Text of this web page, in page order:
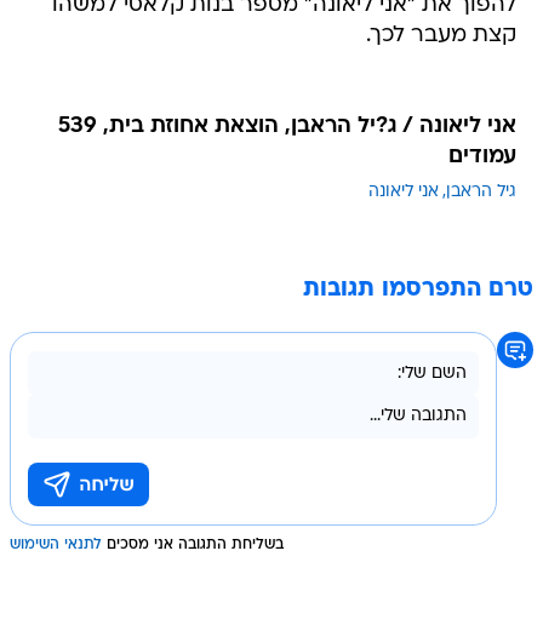
להפוך את "אני ליאונה" מספר בנות קלאסי למשהו
קצת מעבר לכך.
אני ליאונה / ג?יל הראבן, הוצאת אחוזת בית, 539
עמודים
גיל הראבן אני ליאונה
טרם התפרסמו תגובות
בשליחת התגובה אני מסכים לתנאי השימוש